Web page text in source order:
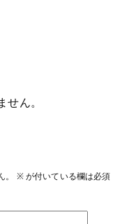
ん。
※が付いている欄は必須